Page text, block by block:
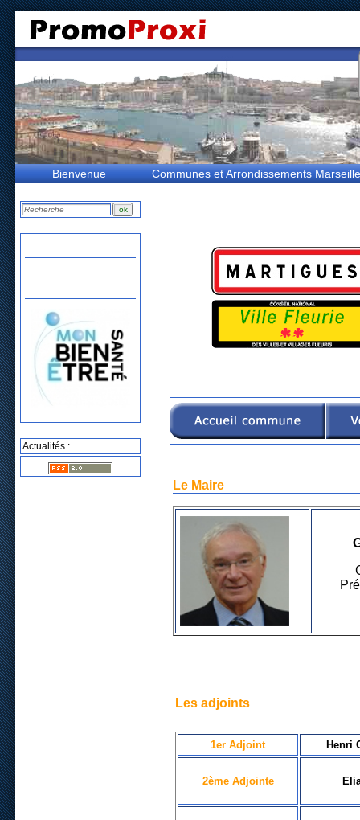
Bienvenue Communes et Arrondissements Marseille
Actualités :
Le Maire
Les adjoints
1er Adjoint Henri
2ème Adjointe